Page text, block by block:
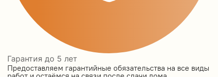
Гарантия до 5 лет
Предоставляем гарантийные обязательства на все виды